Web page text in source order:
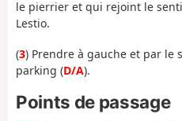
le pierrier et qui rejoint le
Lestio.
(3) Prendre à gauche et par
parking (D/A).
Points de passage